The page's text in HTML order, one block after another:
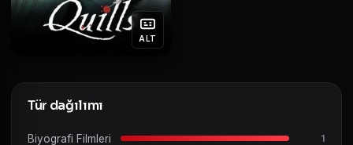
ALT
Tür dağılımı
Biyografi Filmleri 1